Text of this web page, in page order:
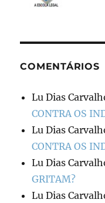
COMENTÁRIOS
Lu Dias
CONTRA OS
Lu Dias
CONTRA OS
Lu Dias
GRITAM?
Lu Dias